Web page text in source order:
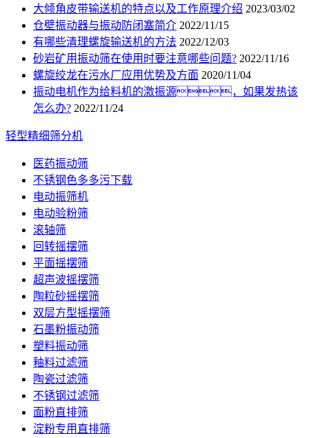
大倾角皮带输送机的特点以及工作原理介绍 2023/03/02
仓壁振动器与振动防闭塞简介 2022/11/15
有哪些清理螺旋输送机的方法 2022/12/03
砂岩矿用振动筛在使用时要注意哪些问题? 2022/11/16
螺旋绞龙在污水厂应用优势及方面 2020/11/04
振动电机作为给料机的激振源，如果发热该
怎么办? 2022/11/24
轻型精细筛分机
医药振动筛
不锈钢色多多污下载
电动振筛机
电动验粉筛
滚轴筛
回转摇摆筛
平面摇摆筛
超声波摇摆筛
陶粒砂摇摆筛
双层方型摇摆筛
石墨粉振动筛
塑料振动筛
釉料过滤筛
陶瓷过滤筛
不锈钢过滤筛
面粉直排筛
淀粉专用直排筛